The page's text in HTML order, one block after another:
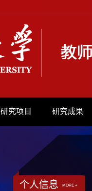
研究项目 研究成果
个人信息 MORE +